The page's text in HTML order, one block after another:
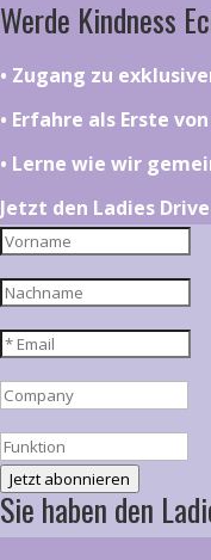
Werde Kindness
•⁠ ⁠⁠Zugang zu
•⁠ ⁠⁠Erfahre als Erste
•⁠ ⁠⁠Lerne wie wir
Jetzt den Ladies
Jetzt abonnieren
Sie haben den